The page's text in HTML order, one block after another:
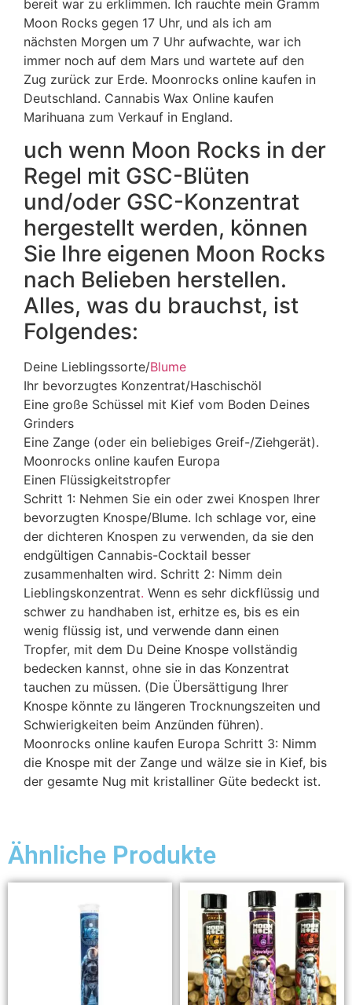
bereit war zu erklimmen. Ich rauchte mein Gramm
Moon Rocks gegen 17 Uhr, und als ich am
nächsten Morgen um 7 Uhr aufwachte, war ich
immer noch auf dem Mars und wartete auf den
Zug zurück zur Erde. Moonrocks online kaufen in
Deutschland. Cannabis Wax Online kaufen
Marihuana zum Verkauf in England.
uch wenn Moon Rocks in der
Regel mit GSC-Blüten
und/oder GSC-Konzentrat
hergestellt werden, können
Sie Ihre eigenen Moon Rocks
nach Belieben herstellen.
Alles, was du brauchst, ist
Folgendes:
Deine Lieblingssorte/Blume
Ihr bevorzugtes Konzentrat/Haschischöl
Eine große Schüssel mit Kief vom Boden Deines
Grinders
Eine Zange (oder ein beliebiges Greif-/Ziehgerät).
Moonrocks online kaufen Europa
Einen Flüssigkeitstropfer
Schritt 1: Nehmen Sie ein oder zwei Knospen Ihrer
bevorzugten Knospe/Blume. Ich schlage vor, eine
der dichteren Knospen zu verwenden, da sie den
endgültigen Cannabis-Cocktail besser
zusammenhalten wird. Schritt 2: Nimm dein
Lieblingskonzentrat. Wenn es sehr dickflüssig und
schwer zu handhaben ist, erhitze es, bis es ein
wenig flüssig ist, und verwende dann einen
Tropfer, mit dem Du Deine Knospe vollständig
bedecken kannst, ohne sie in das Konzentrat
tauchen zu müssen. (Die Übersättigung Ihrer
Knospe könnte zu längeren Trocknungszeiten und
Schwierigkeiten beim Anzünden führen).
Moonrocks online kaufen Europa Schritt 3: Nimm
die Knospe mit der Zange und wälze sie in Kief, bis
der gesamte Nug mit kristalliner Güte bedeckt ist.
Ähnliche Produkte